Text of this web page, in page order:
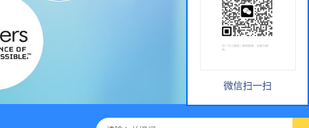
微信扫一扫